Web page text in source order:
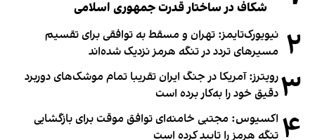
شکاف در ساختار قدرت جمهوری اسلامی
۲ نیویورک‌تایمز: تهران و مسقط به توافقی برای تقسیم
مسیرهای تردد در تنگه هرمز نزدیک شده‌اند
۳رویترز: آمریکا در جنگ ایران تقریبا تمام موشک‌های دوربرد
دقیق خود را به‌کار برده است
۴ اکسیوس: مجتبی خامنه‌ای توافق موقت برای بازگشایی
تنگه هرمز را تایید کرده است